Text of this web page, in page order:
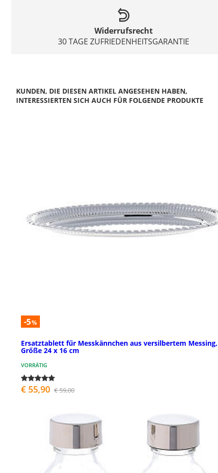
Widerrufsrecht
30 TAGE ZUFRIEDENHEITSGARANTIE
KUNDEN, DIE DIESEN ARTIKEL ANGESEHEN HABEN,
INTERESSIERTEN SICH AUCH FÜR FOLGENDE PRODUKTE
-5%
Ersatztablett fűr Messkännchen aus versilbertem Messing,
Grőße 24 x 16 cm
VORRÄTIG
€ 55,90 € 59,00